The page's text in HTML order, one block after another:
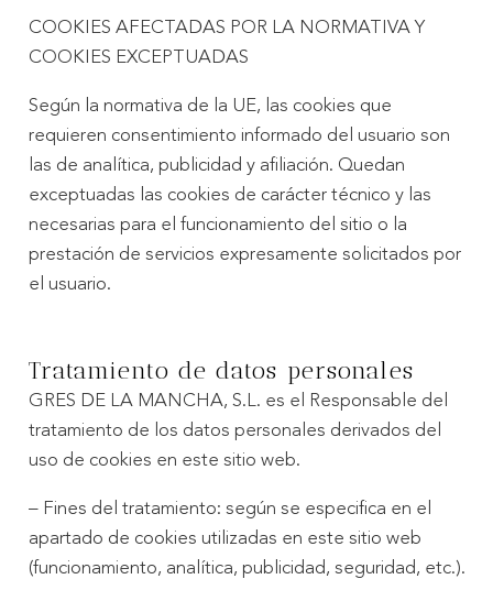
COOKIES AFECTADAS POR LA NORMATIVA Y
COOKIES EXCEPTUADAS
Según la normativa de la UE, las cookies que
requieren consentimiento informado del usuario son
las de analítica, publicidad y afiliación. Quedan
exceptuadas las cookies de carácter técnico y las
necesarias para el funcionamiento del sitio o la
prestación de servicios expresamente solicitados por
el usuario.
Tratamiento de datos personales
GRES DE LA MANCHA, S.L. es el Responsable del
tratamiento de los datos personales derivados del
uso de cookies en este sitio web.
– Fines del tratamiento: según se especifica en el
apartado de cookies utilizadas en este sitio web
(funcionamiento, analítica, publicidad, seguridad, etc.).